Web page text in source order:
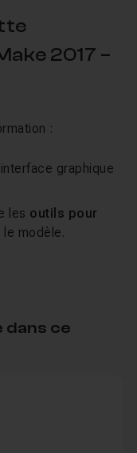
2017 –
:
graphique
les outils pour
le modèle.
visuelles du
des styles.
dans ce